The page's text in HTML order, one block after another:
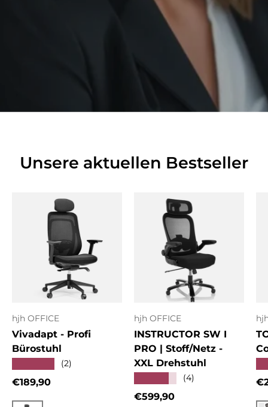
Unsere aktuellen Bestseller
hjh OFFICE
Vivadapt - Profi
Bürostuhl
(2)
Normaler Preis
€189,90
hjh OFFICE
INSTRUCTOR SW I
PRO | Stoff/Netz -
XXL Drehstuhl
(4)
Normaler Preis
€599,90